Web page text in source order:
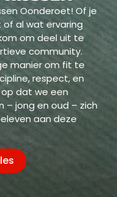
Oonderoet! Of je
al wat ervaring
om deel uit te
community.
manier om fit te
respect, en
dat we een
– jong en oud – zich
aan deze